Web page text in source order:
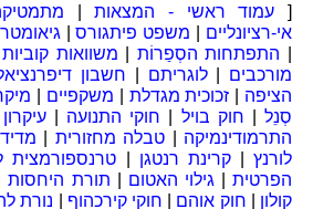
[ עמוד ראשי - המצאות|
אי-רציונליים
משפט פיתגורס|
התפתחות הסְפַרוֹת משוואות קוביות
מורכבים |לוגריתם חשבון
הציפה
זכוכית מגדלת משקפיים
סְנֵל| חוק בויל חוקי התנועה |
התרמודינמיקה
טבלה מחזורית
לורנץ|קרינת רנטגן טרנספורמצית
הפרטית| גילוי האטום תורת היחסות
קולון
חוק אוהם חוקי קירכהוף נורת